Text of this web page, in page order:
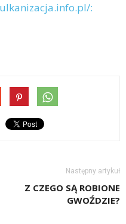
:
Następny artykuł
Z CZEGO SĄ ROBIONE
GWOŹDZIE?